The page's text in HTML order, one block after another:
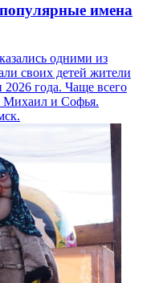
имена
одними из
своих детей жители
года. Чаще всего
Михаил и Софья.